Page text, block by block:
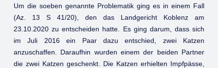
Um die soeben genannte Problematik ging es in einem Fall
(Az. 13 S 41/20), den das Landgericht Koblenz am
23.10.2020 zu entscheiden hatte. Es ging darum, dass sich
im Juli 2016 ein Paar dazu entschied, zwei Katzen
anzuschaffen. Daraufhin wurden einem der beiden Partner
die zwei Katzen geschenkt. Die Katzen erhielten Impfpässe,